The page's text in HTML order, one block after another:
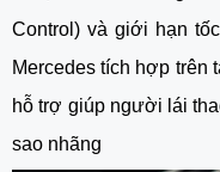
Control) và giới hạn
Mercedes tích hợp trên
hỗ trợ giúp người lái
sao nhãng